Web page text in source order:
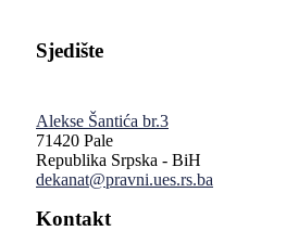
Sjedište
Alekse Šantića br.3
71420 Pale
Republika Srpska - BiH
dekanat@pravni.ues.rs.ba
Kontakt